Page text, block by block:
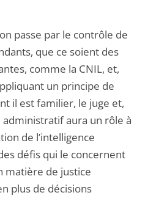
passe par le contrôle de
que ce soient des
comme la CNIL, et,
un principe de
il est familier, le juge et,
aura un rôle à
de l’intelligence
défis qui le concernent
matière de justice
plus de décisions